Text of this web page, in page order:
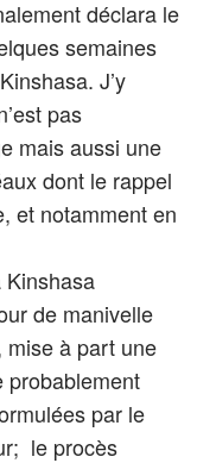
déclara le
semaines
J’y
pas
mais aussi une
dont le rappel
et notamment en
Kinshasa
de manivelle
mise à part une
probablement
par le
le procès